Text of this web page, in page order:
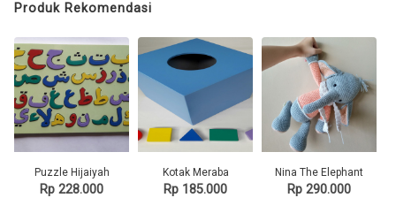
Produk Rekomendasi
Puzzle Hijaiyah
Rp 228.000
Kotak Meraba
Rp 185.000
Nina The Elephant
Rp 290.000